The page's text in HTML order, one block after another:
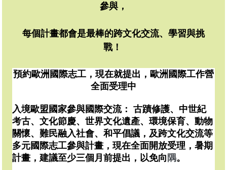
參與，
每個計畫都會是最棒的跨文化交流、學習與挑
戰！
預約歐洲國際志工，現在就提出，歐洲國際工作營
全面受理中
入境歐盟國家參與國際交流： 古蹟修護、中世紀
考古、文化節慶、世界文化遺產、環境保育、動物
關懷、難民融入社會、和平倡議，及跨文化交流等
多元國際志工參與計畫，現在全面開放受理，暑期
計畫，建議至少三個月前提出，以免向 隅。